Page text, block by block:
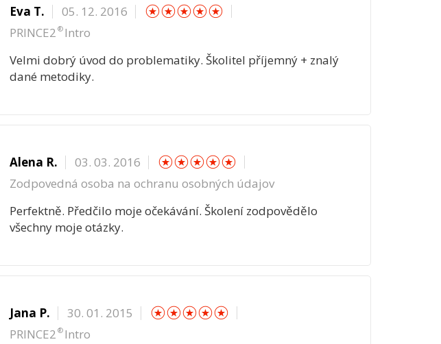
Eva T. 05. 12. 2016
PRINCE2 ®Intro
Velmi dobrý úvod do problematiky. Školitel příjemný + znalý
dané metodiky.
Alena R. 03. 03. 2016 ☆☆☆☆ ☆
Zodpovedná osoba na ochranu osobných údajov
Perfektně. Předčilo moje očekávání. Školení zodpovědělo
všechny moje otázky.
Jana P. 30. 01. 2015 ☆☆☆☆ ☆
PRINCE2 ®Intro